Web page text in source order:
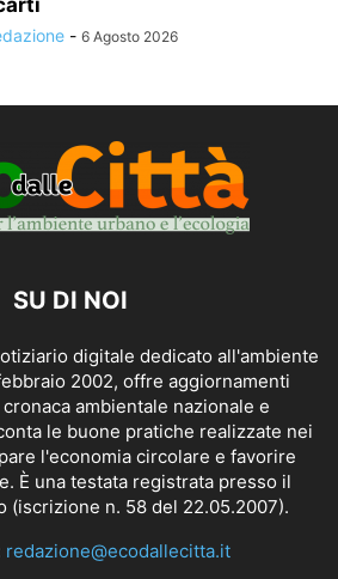
- 6 Agosto 2026
SU DI NOI
digitale dedicato all'ambiente
2002, offre aggiornamenti
ambientale nazionale e
le buone pratiche realizzate nei
l'economia circolare e favorire
È una testata registrata presso il
(iscrizione n. 58 del 22.05.2007).
redazione@ecodallecitta.it